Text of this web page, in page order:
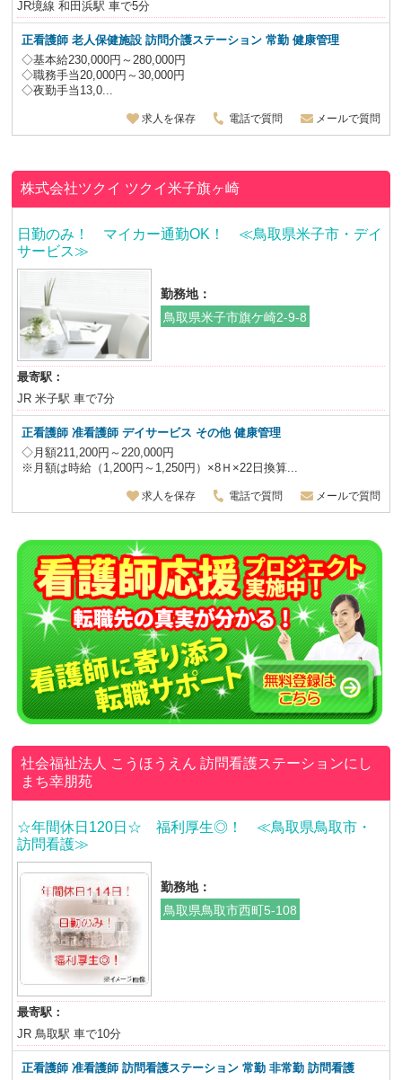
JR境線 和田浜駅 車で5分
正看護師 老人保健施設 訪問介護ステーション 常勤 健康管理
◇基本給230,000円～280,000円
◇職務手当20,000円～30,000円
◇夜勤手当13,0...
求人を保存 電話で質問 メールで質問
株式会社ツクイ ツクイ米子旗ヶ崎
日勤のみ！ マイカー通勤OK！ ≪鳥取県米子市・デイ
サービス≫
勤務地：
鳥取県米子市旗ケ崎2-9-8
最寄駅：
JR 米子駅 車で7分
正看護師 准看護師 デイサービス その他 健康管理
◇月額211,200円～220,000円
※月額は時給（1,200円～1,250円）×8Ｈ×22日換算...
求人を保存 電話で質問 メールで質問
社会福祉法人 こうほうえん訪問看護ステーションにし
まち幸朋苑
☆年間休日120日☆ 福利厚生◎！ ≪鳥取県鳥取市・
訪問看護≫
勤務地：
鳥取県鳥取市西町5-108
最寄駅：
JR 鳥取駅 車で10分
正看護師 准看護師 訪問看護ステーション 常勤 非常勤 訪問看護